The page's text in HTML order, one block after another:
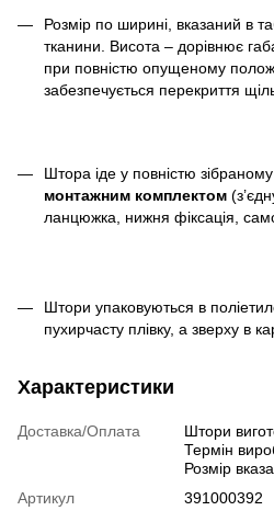
Розмір по ширині, вказаний в
тканини. Висота – дорівнює
при повністю опущеному
забезпечується перекриття
Штора іде у повністю зібраному
монтажним комплектом
ланцюжка, нижня фіксація,
Штори упаковуються в
пухирчасту плівку, а зверху в
Характеристики
Доставка/Оплата
Штори
Термін
Розмір
Артикул
391000392